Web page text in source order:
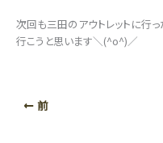
次回も三田のアウトレットに行
行こうと思います＼(^o^)／
前